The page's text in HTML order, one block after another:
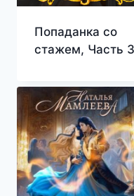
Попаданка со
стажем, Часть 3